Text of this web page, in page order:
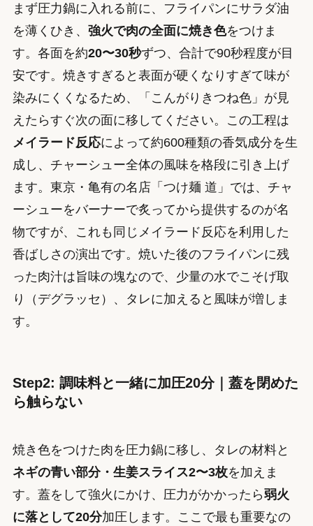
まず圧力鍋に入れる前に、フライパンにサラダ油
を薄くひき、 強火で肉の全面に焼き色をつけま
す。各面を約20〜30秒ずつ、合計で90秒程度が目
安です。焼きすぎると表面が硬くなりすぎて味が
染みにくくなるため、「こんがりきつね色」が見
えたらすぐ次の面に移してください。この工程は
メイラード反応によって約600種類の香気成分を生
成し、チャーシュー全体の風味を格段に引き上げ
ます。東京・亀有の名店「つけ麺 道」では、チャ
ーシューをバーナーで炙ってから提供するのが名
物ですが、これも同じメイラード反応を利用した
香ばしさの演出です。焼いた後のフライパンに残
った肉汁は旨味の塊なので、少量の水でこそげ取
り（デグラッセ）、タレに加えると風味が増しま
す。
Step2: 調味料と一緒に加圧20分｜蓋を閉めた
ら触らない
焼き色をつけた肉を圧力鍋に移し、タレの材料と
ネギの青い部分・生姜スライス2〜3枚を加えま
す。蓋をして強火にかけ、圧力がかかったら弱火
に落として20分加圧します。ここで最も重要なの